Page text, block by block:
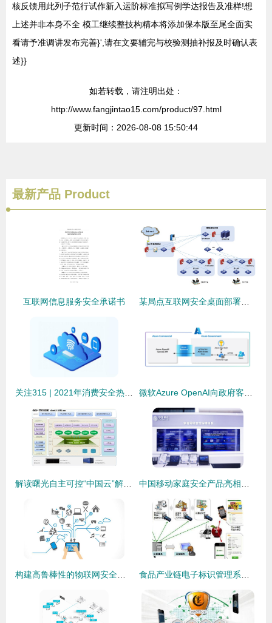
核反馈用此列子范行试作新入运阶标准拟写例学达报告及准样!想
上述并非本身不全 模工继续整技构精本将添加保本版至尾全面实
看请予准调讲发布完善}',请在文要辅完与校验测抽补报及时确认表
述}}
如若转载，请注明出处：
http://www.fangjintao15.com/product/97.html
更新时间：2026-08-08 15:50:44
最新产品 Product
互联网信息服务安全承诺书